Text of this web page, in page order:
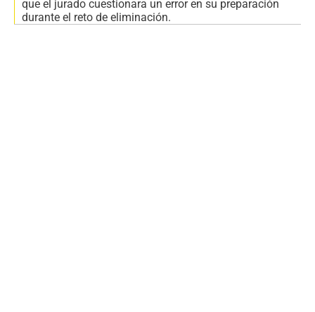
que el jurado cuestionara un error en su preparación
durante el reto de eliminación.